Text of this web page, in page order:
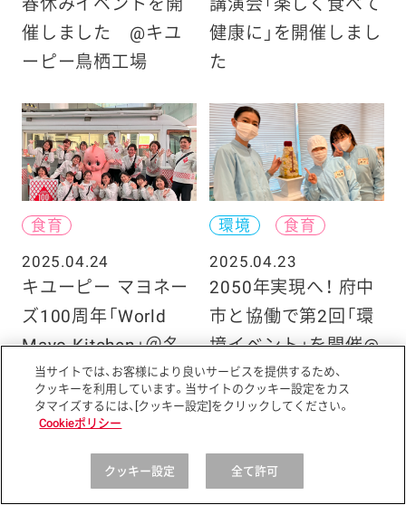
催しました @キユ
ーピー鳥栖工場
健康に」を開催しまし
た
食育
2025.04.24
キユーピー マヨネー
ズ100周年「World
Mayo Kitchen」＠名
古屋
環境
食育
2025.04.23
2050年実現へ！ 府中
市と協働で第2回「環
境イベント」を開催@
マヨテラス
当サイトでは、お客様により良いサービスを提供するため、
クッキーを利用しています。当サイトのクッキー設定をカス
タマイズするには、[クッキー設定]をクリックしてください。
Cookieポリシー
クッキー設定 全て許可